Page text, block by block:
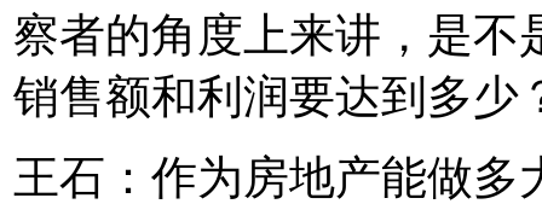
察者的角度上来讲，是不
销售额和利润要达到多少
王石：作为房地产能做多